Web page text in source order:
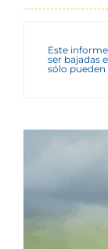
Este
ser bajadas
sólo